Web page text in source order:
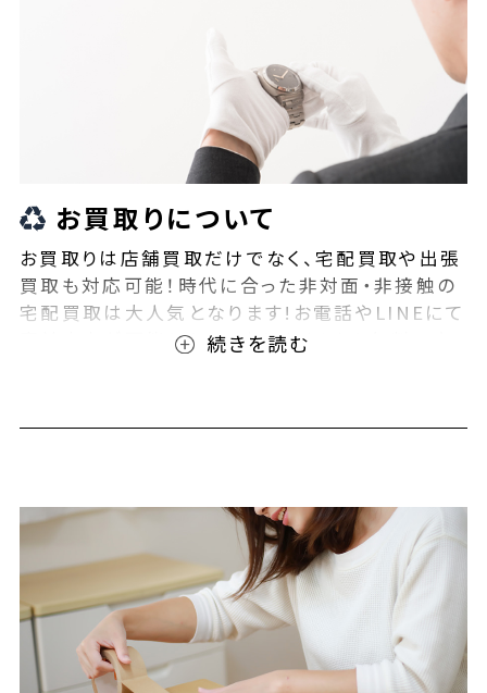
お買取りについて
お買取りは店舗買取だけでなく、宅配買取や出張
買取も対応可能！時代に合った非対面・非接触の
宅配買取は大人気となります!お電話やLINEにて
事前査定が可能となっております！また無料の宅